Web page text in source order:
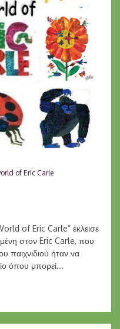
of Eric Carle
of Eric Carle” έκλεισε
στον Eric Carle, που
παιχνιδιού ήταν να
όπου μπορεί...